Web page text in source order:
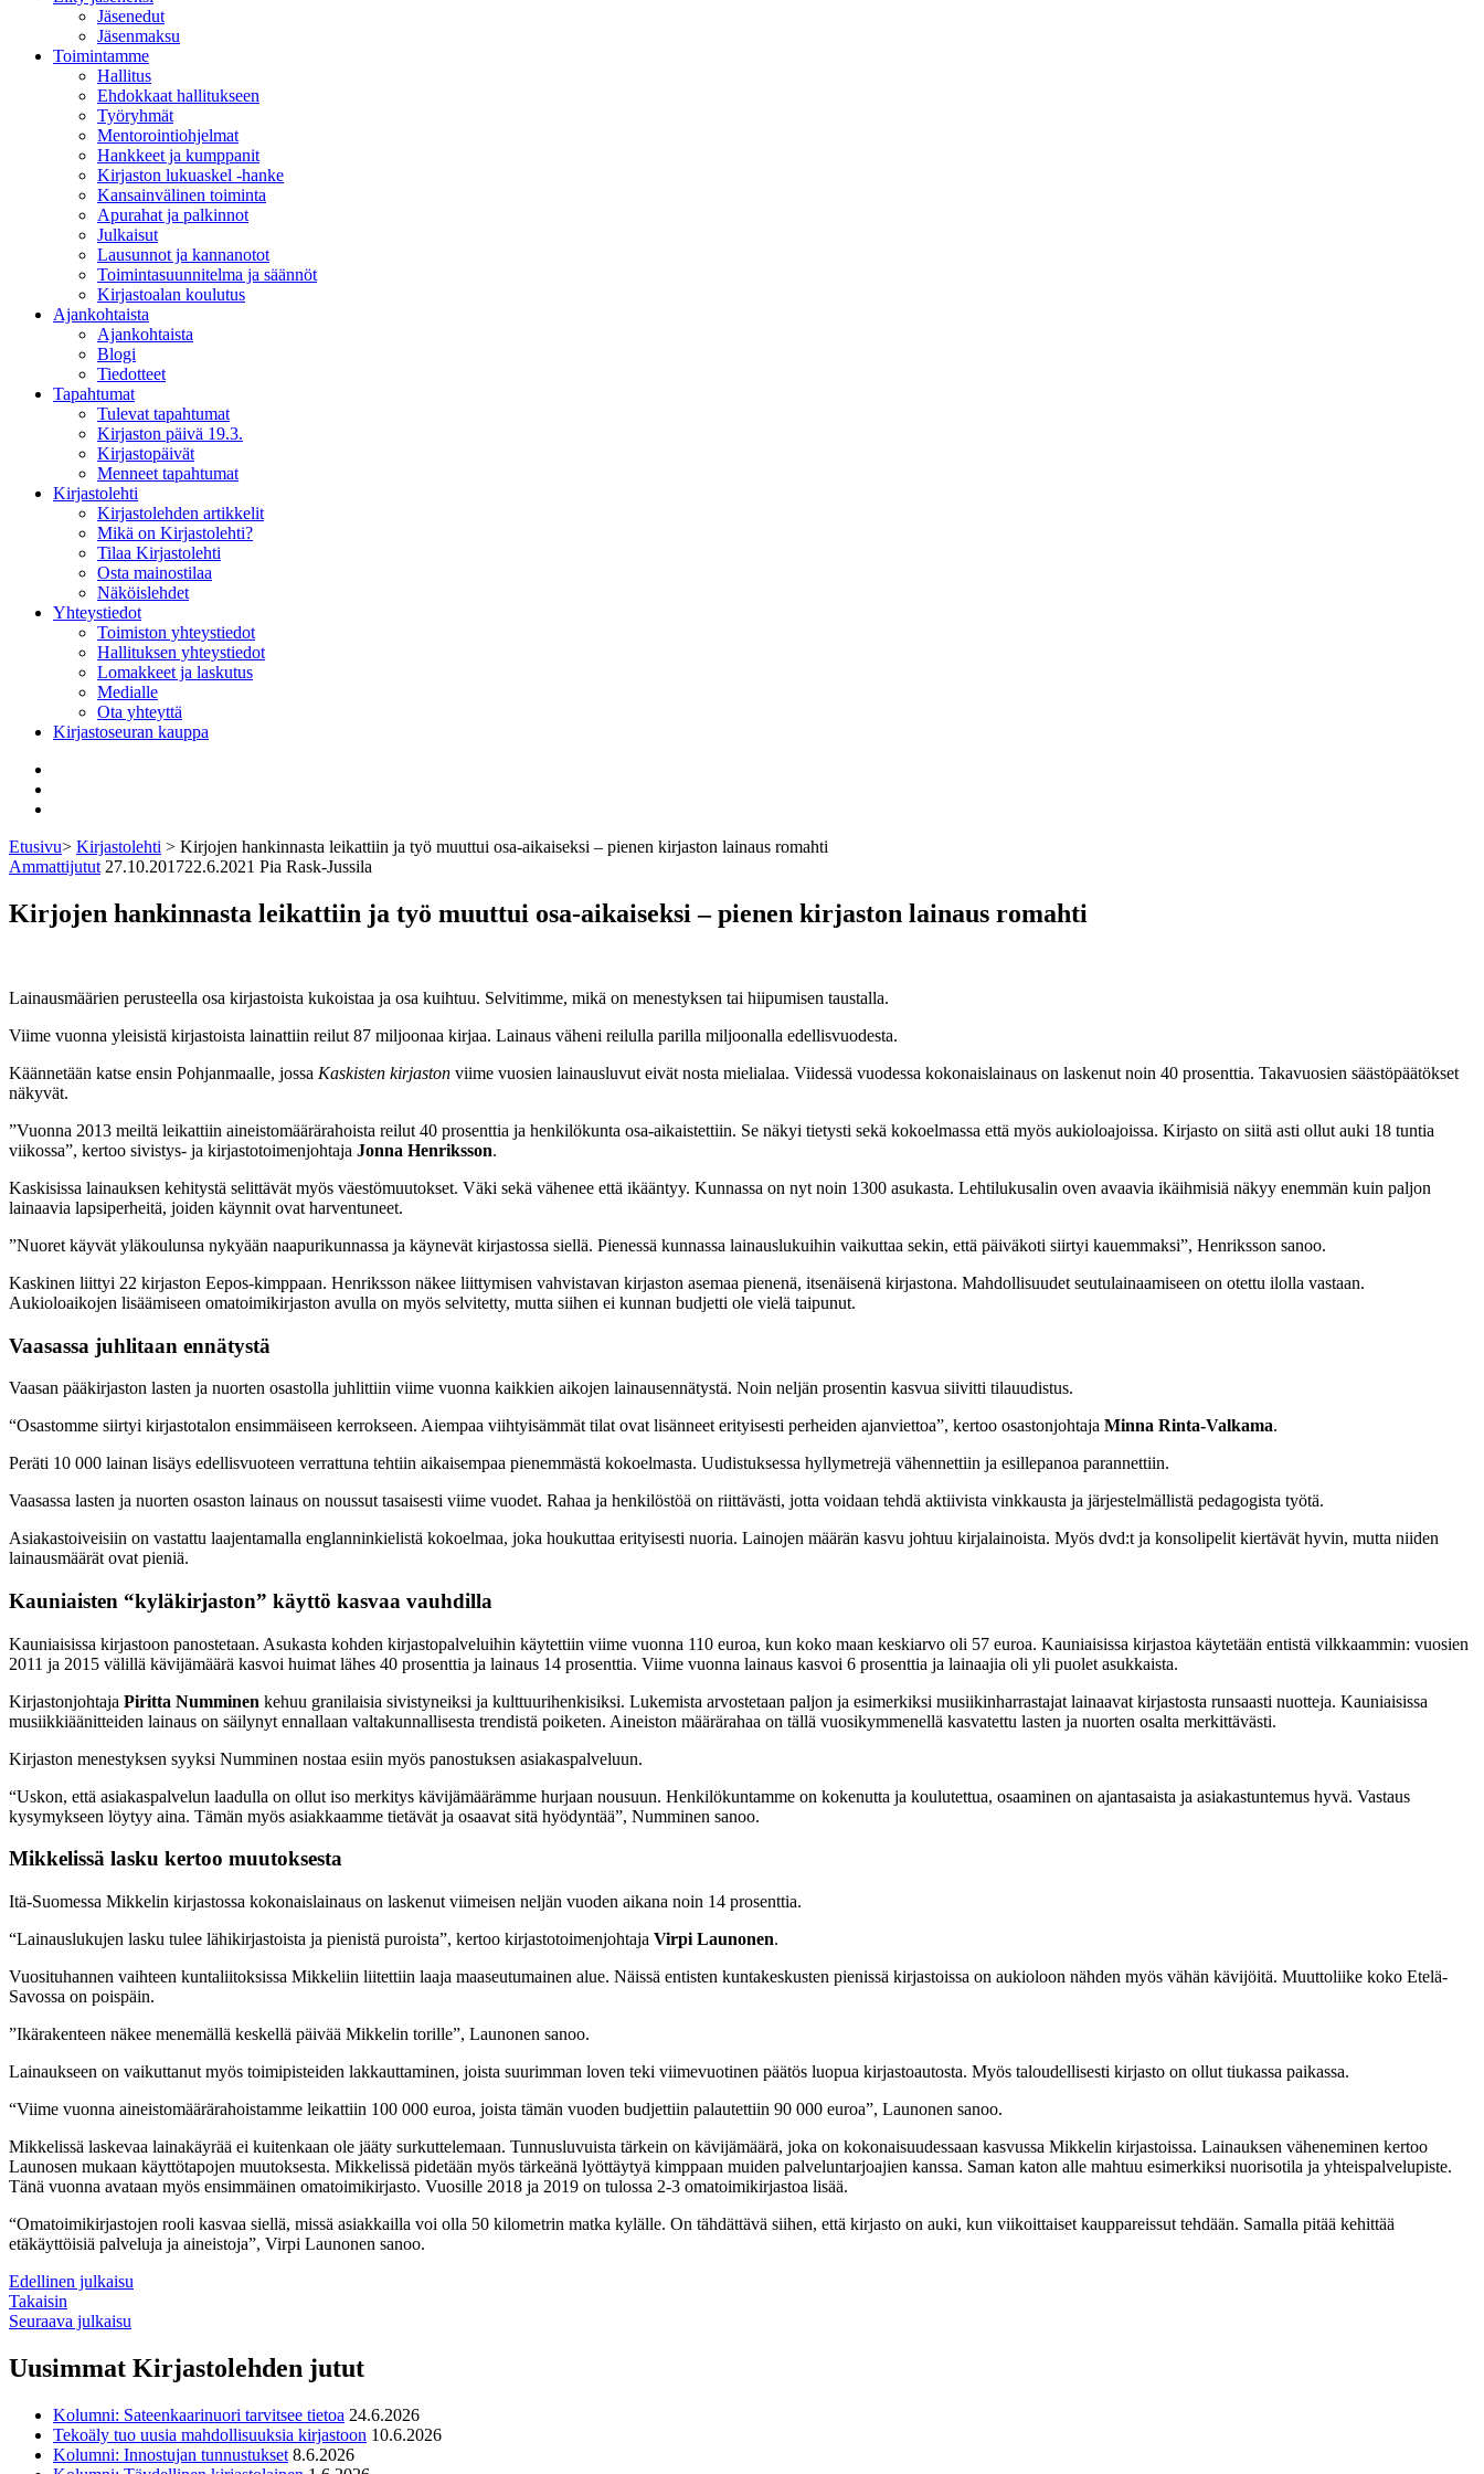
Jäsenedut
Jäsenmaksu
Toimintamme
Hallitus
Ehdokkaat hallitukseen
Työryhmät
Mentorointi­ohjelmat
Hankkeet ja kumppanit
Kirjaston lukuaskel -hanke
Kansainvälinen toiminta
Apurahat ja palkinnot
Julkaisut
Lausunnot ja kannanotot
Toimintasuunnitelma ja säännöt
Kirjastoalan koulutus
Ajankohtaista
Ajankohtaista
Blogi
Tiedotteet
Tapahtumat
Tulevat tapahtumat
Kirjaston päivä 19.3.
Kirjastopäivät
Menneet tapahtumat
Kirjastolehti
Kirjastolehden artikkelit
Mikä on Kirjastolehti?
Tilaa Kirjastolehti
Osta mainostilaa
Näköislehdet
Yhteystiedot
Toimiston yhteystiedot
Hallituksen yhteystiedot
Lomakkeet ja laskutus
Medialle
Ota yhteyttä
Kirjastoseuran kauppa
Etusivu> Kirjastolehti > Kirjojen hankinnasta leikattiin ja työ muuttui osa-aikaiseksi – pienen kirjaston lainaus romahti
Ammattijutut 27.10.201722.6.2021 Pia Rask-Jussila
Kirjojen hankinnasta leikattiin ja työ muuttui osa-aikaiseksi – pienen kirjaston lainaus romahti
Lainausmäärien perusteella osa kirjastoista kukoistaa ja osa kuihtuu. Selvitimme, mikä on menestyksen tai hiipumisen taustalla.
Viime vuonna yleisistä kirjastoista lainattiin reilut 87 miljoonaa kirjaa. Lainaus väheni reilulla parilla miljoonalla edellisvuodesta.
Käännetään katse ensin Pohjanmaalle, jossa Kaskisten kirjaston viime vuosien lainausluvut eivät nosta mielialaa. Viidessä vuodessa kokonaislainaus on laskenut noin 40 prosenttia. Takavuosien säästöpäätökset
näkyvät.
”Vuonna 2013 meiltä leikattiin aineistomäärärahoista reilut 40 prosenttia ja henkilökunta osa-aikaistettiin. Se näkyi tietysti sekä kokoelmassa että myös aukioloajoissa. Kirjasto on siitä asti ollut auki 18 tuntia
viikossa”, kertoo sivistys- ja kirjastotoimenjohtaja Jonna Henriksson.
Kaskisissa lainauksen kehitystä selittävät myös väestömuutokset. Väki sekä vähenee että ikääntyy. Kunnassa on nyt noin 1300 asukasta. Lehtilukusalin oven avaavia ikäihmisiä näkyy enemmän kuin paljon
lainaavia lapsiperheitä, joiden käynnit ovat harventuneet.
”Nuoret käyvät yläkoulunsa nykyään naapurikunnassa ja käynevät kirjastossa siellä. Pienessä kunnassa lainauslukuihin vaikuttaa sekin, että päiväkoti siirtyi kauemmaksi”, Henriksson sanoo.
Kaskinen liittyi 22 kirjaston Eepos-kimppaan. Henriksson näkee liittymisen vahvistavan kirjaston asemaa pienenä, itsenäisenä kirjastona. Mahdollisuudet seutulainaamiseen on otettu ilolla vastaan.
Aukioloaikojen lisäämiseen omatoimikirjaston avulla on myös selvitetty, mutta siihen ei kunnan budjetti ole vielä taipunut.
Vaasassa juhlitaan ennätystä
Vaasan pääkirjaston lasten ja nuorten osastolla juhlittiin viime vuonna kaikkien aikojen lainausennätystä. Noin neljän prosentin kasvua siivitti tilauudistus.
“Osastomme siirtyi kirjastotalon ensimmäiseen kerrokseen. Aiempaa viihtyisämmät tilat ovat lisänneet erityisesti perheiden ajanviettoa”, kertoo osastonjohtaja Minna Rinta-Valkama.
Peräti 10 000 lainan lisäys edellisvuoteen verrattuna tehtiin aikaisempaa pienemmästä kokoelmasta. Uudistuksessa hyllymetrejä vähennettiin ja esillepanoa parannettiin.
Vaasassa lasten ja nuorten osaston lainaus on noussut tasaisesti viime vuodet. Rahaa ja henkilöstöä on riittävästi, jotta voidaan tehdä aktiivista vinkkausta ja järjestelmällistä pedagogista työtä.
Asiakastoiveisiin on vastattu laajentamalla englanninkielistä kokoelmaa, joka houkuttaa erityisesti nuoria. Lainojen määrän kasvu johtuu kirjalainoista. Myös dvd:t ja konsolipelit kiertävät hyvin, mutta niiden
lainausmäärät ovat pieniä.
Kauniaisten “kyläkirjaston” käyttö kasvaa vauhdilla
Kauniaisissa kirjastoon panostetaan. Asukasta kohden kirjastopalveluihin käytettiin viime vuonna 110 euroa, kun koko maan keskiarvo oli 57 euroa. Kauniaisissa kirjastoa käytetään entistä vilkkaammin: vuosien
2011 ja 2015 välillä kävijämäärä kasvoi huimat lähes 40 prosenttia ja lainaus 14 prosenttia. Viime vuonna lainaus kasvoi 6 prosenttia ja lainaajia oli yli puolet asukkaista.
Kirjastonjohtaja Piritta Numminen kehuu granilaisia sivistyneiksi ja kulttuurihenkisiksi. Lukemista arvostetaan paljon ja esimerkiksi musiikinharrastajat lainaavat kirjastosta runsaasti nuotteja. Kauniaisissa
musiikkiäänitteiden lainaus on säilynyt ennallaan valtakunnallisesta trendistä poiketen. Aineiston määrärahaa on tällä vuosikymmenellä kasvatettu lasten ja nuorten osalta merkittävästi.
Kirjaston menestyksen syyksi Numminen nostaa esiin myös panostuksen asiakaspalveluun.
“Uskon, että asiakaspalvelun laadulla on ollut iso merkitys kävijämäärämme hurjaan nousuun. Henkilökuntamme on kokenutta ja koulutettua, osaaminen on ajantasaista ja asiakastuntemus hyvä. Vastaus
kysymykseen löytyy aina. Tämän myös asiakkaamme tietävät ja osaavat sitä hyödyntää”, Numminen sanoo.
Mikkelissä lasku kertoo muutoksesta
Itä-Suomessa Mikkelin kirjastossa kokonaislainaus on laskenut viimeisen neljän vuoden aikana noin 14 prosenttia.
“Lainauslukujen lasku tulee lähikirjastoista ja pienistä puroista”, kertoo kirjastotoimenjohtaja Virpi Launonen.
Vuosituhannen vaihteen kuntaliitoksissa Mikkeliin liitettiin laaja maaseutumainen alue. Näissä entisten kuntakeskusten pienissä kirjastoissa on aukioloon nähden myös vähän kävijöitä. Muuttoliike koko Etelä-
Savossa on poispäin.
”Ikärakenteen näkee menemällä keskellä päivää Mikkelin torille”, Launonen sanoo.
Lainaukseen on vaikuttanut myös toimipisteiden lakkauttaminen, joista suurimman loven teki viimevuotinen päätös luopua kirjastoautosta. Myös taloudellisesti kirjasto on ollut tiukassa paikassa.
“Viime vuonna aineistomäärärahoistamme leikattiin 100 000 euroa, joista tämän vuoden budjettiin palautettiin 90 000 euroa”, Launonen sanoo.
Mikkelissä laskevaa lainakäyrää ei kuitenkaan ole jääty surkuttelemaan. Tunnusluvuista tärkein on kävijämäärä, joka on kokonaisuudessaan kasvussa Mikkelin kirjastoissa. Lainauksen väheneminen kertoo
Launosen mukaan käyttötapojen muutoksesta. Mikkelissä pidetään myös tärkeänä lyöttäytyä kimppaan muiden palveluntarjoajien kanssa. Saman katon alle mahtuu esimerkiksi nuorisotila ja yhteispalvelupiste.
Tänä vuonna avataan myös ensimmäinen omatoimikirjasto. Vuosille 2018 ja 2019 on tulossa 2-3 omatoimikirjastoa lisää.
“Omatoimikirjastojen rooli kasvaa siellä, missä asiakkailla voi olla 50 kilometrin matka kylälle. On tähdättävä siihen, että kirjasto on auki, kun viikoittaiset kauppareissut tehdään. Samalla pitää kehittää
etäkäyttöisiä palveluja ja aineistoja”, Virpi Launonen sanoo.
Edellinen julkaisu
Takaisin
Seuraava julkaisu
Uusimmat Kirjastolehden jutut
Kolumni: Sateenkaarinuori tarvitsee tietoa 24.6.2026
Tekoäly tuo uusia mahdollisuuksia kirjastoon 10.6.2026
Kolumni: Innostujan tunnustukset 8.6.2026